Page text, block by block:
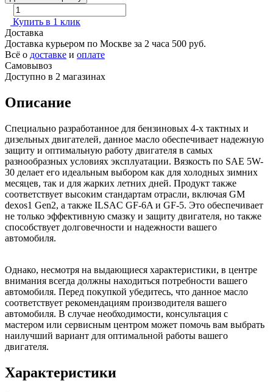
Купить в 1 клик
Доставка
Доставка курьером по Москве за 2 часа 500 руб.
Всё о доставке и оплате
Самовывоз
Доступно в 2 магазинах
Описание
Специально разработанное для бензиновых 4-х тактных и
дизельных двигателей, данное масло обеспечивает надежную
защиту и оптимальную работу двигателя в самых
разнообразных условиях эксплуатации. Вязкость по SAE 5W-
30 делает его идеальным выбором как для холодных зимних
месяцев, так и для жарких летних дней. Продукт также
соответствует высоким стандартам отрасли, включая GM
dexos1 Gen2, а также ILSAC GF-6A и GF-5. Это обеспечивает
не только эффективную смазку и защиту двигателя, но также
способствует долговечности и надежности вашего
автомобиля.
Однако, несмотря на выдающиеся характеристики, в центре
внимания всегда должны находиться потребности вашего
автомобиля. Перед покупкой убедитесь, что данное масло
соответствует рекомендациям производителя вашего
автомобиля. В случае необходимости, консультация с
мастером или сервисным центром может помочь вам выбрать
наилучший вариант для оптимальной работы вашего
двигателя.
Характеристики